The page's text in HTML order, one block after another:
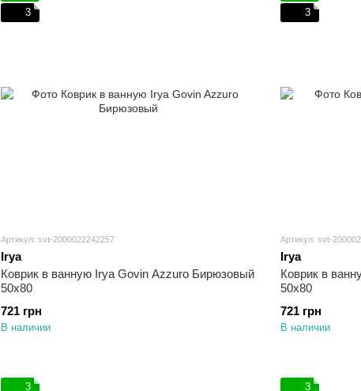
3
Артикул: svt-2000022242257
Irya
Коврик в ванную Irya Govin Azzuro Бирюзовый
50х80
721 грн
В наличии
3
Артикул: svt-
Irya
Коврик в
50х80
721 грн
В наличии
3
3